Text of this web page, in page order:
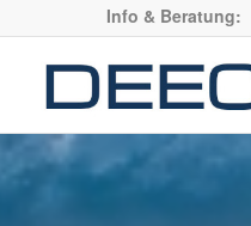
Info & Beratung: